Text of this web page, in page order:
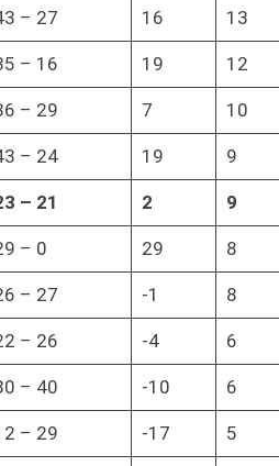
– 27 16 13
– 16 19 12
– 29 7 10
– 24 19 9
– 21 2 9
– 0 29 8
– 27 -1 8
– 26 -4 6
– 40 -10 6
– 29 -17 5